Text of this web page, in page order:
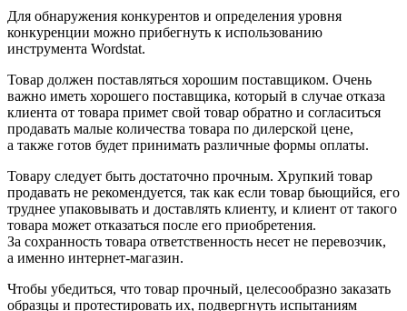
Для обнаружения конкурентов и определения уровня
конкуренции можно прибегнуть к использованию
инструмента Wordstat.
Товар должен поставляться хорошим поставщиком. Очень
важно иметь хорошего поставщика, который в случае отказа
клиента от товара примет свой товар обратно и согласиться
продавать малые количества товара по дилерской цене,
а также готов будет принимать различные формы оплаты.
Товару следует быть достаточно прочным. Хрупкий товар
продавать не рекомендуется, так как если товар бьющийся, его
труднее упаковывать и доставлять клиенту, и клиент от такого
товара может отказаться после его приобретения.
За сохранность товара ответственность несет не перевозчик,
а именно интернет-магазин.
Чтобы убедиться, что товар прочный, целесообразно заказать
образцы и протестировать их, подвергнуть испытаниям